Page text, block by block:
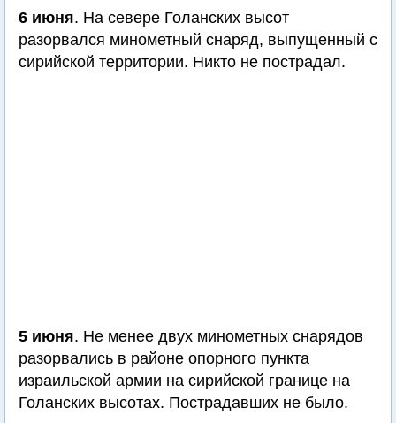
6 июня. На севере Голанских высот
разорвался минометный снаряд, выпущенный с
сирийской территории. Никто не пострадал.
5 июня. Не менее двух минометных снарядов
разорвались в районе опорного пункта
израильской армии на сирийской границе на
Голанских высотах. Пострадавших не было.